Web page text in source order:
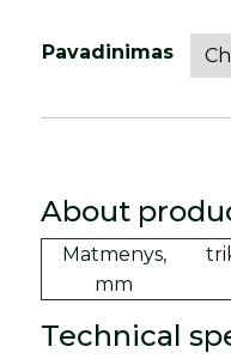
Pavadinimas
About
Matmenys,
mm
Technical